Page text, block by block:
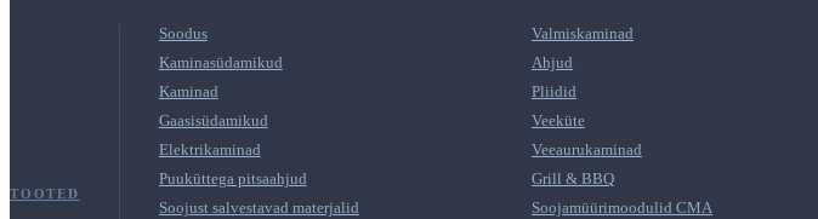
TOOTED
Soodus Valmiskaminad
Kaminasüdamikud
Ahjud
Kaminad
Pliidid
Gaasisüdamikud
Veeküte
Elektrikaminad
Veeaurukaminad
Puuküttega pitsaahjud
Grill & BBQ
Soojust salvestavad materjalid
Soojamüürimoodulid CMA